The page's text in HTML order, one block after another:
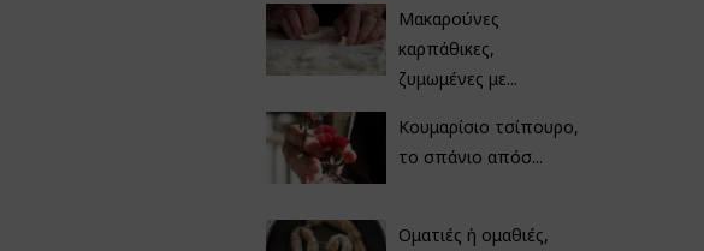
Μακαρούνες
καρπάθικες,
ζυμωμένες με...
Κουμαρίσιο τσίπουρο,
το σπάνιο απόσ...
Οματιές ή ομαθιές,